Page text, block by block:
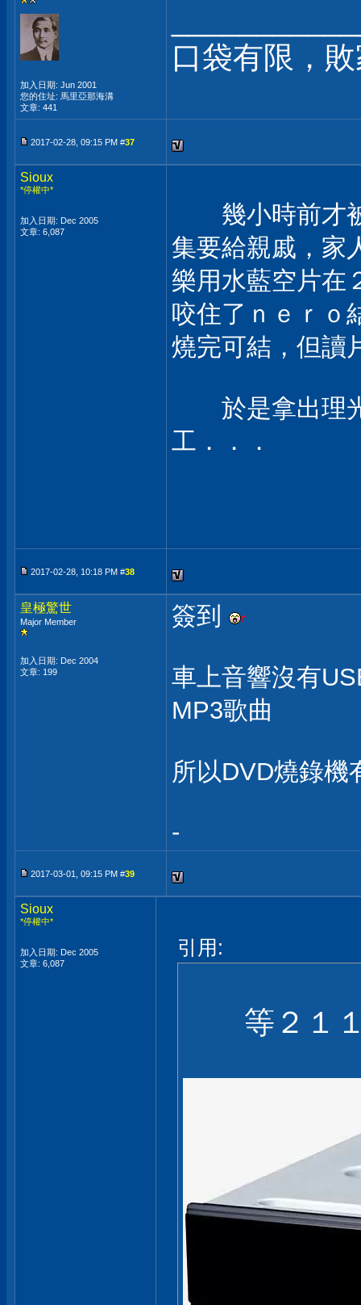
加入日期: Jun 2001
您的住址: 馬里亞那海溝
文章: 441
口袋有限，
2017-02-28, 09:15 PM #37
Sioux
*停權中*
加入日期: Dec 2005
文章: 6,087
幾小時前才被
集要給親戚，家
樂用水藍空片在
咬住了ｎｅｒｏ
燒完可結，但讀
於是拿出理光
工．．．
2017-02-28, 10:18 PM #38
皇極驚世
Major Member
加入日期: Dec 2004
文章: 199
簽到
車上音響沒有
MP3歌曲
所以DVD燒錄
-
2017-03-01, 09:15 PM #39
Sioux
*停權中*
加入日期: Dec 2005
文章: 6,087
引用:
等２１１